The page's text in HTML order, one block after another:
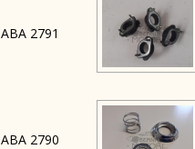
ABA 2791
ABA 2790